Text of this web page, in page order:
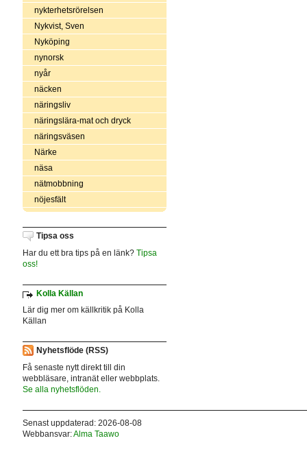
nykterhetsrörelsen
Nykvist, Sven
Nyköping
nynorsk
nyår
näcken
näringsliv
näringslära-mat och dryck
näringsväsen
Närke
näsa
nätmobbning
nöjesfält
Tipsa oss
Har du ett bra tips på en länk? Tipsa
oss!
Kolla Källan
Lär dig mer om källkritik på Kolla
Källan
Nyhetsflöde (RSS)
Få senaste nytt direkt till din
webbläsare, intranät eller webbplats.
Se alla nyhetsflöden.
Senast uppdaterad: 2026-08-08
Webbansvar:Alma Taawo